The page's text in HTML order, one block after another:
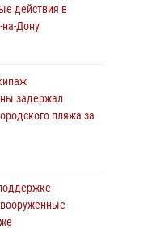
Росгвардии в
задержал
пляжа за
охраны
действия в
действия в
на-Дону
задержал
пляжа за